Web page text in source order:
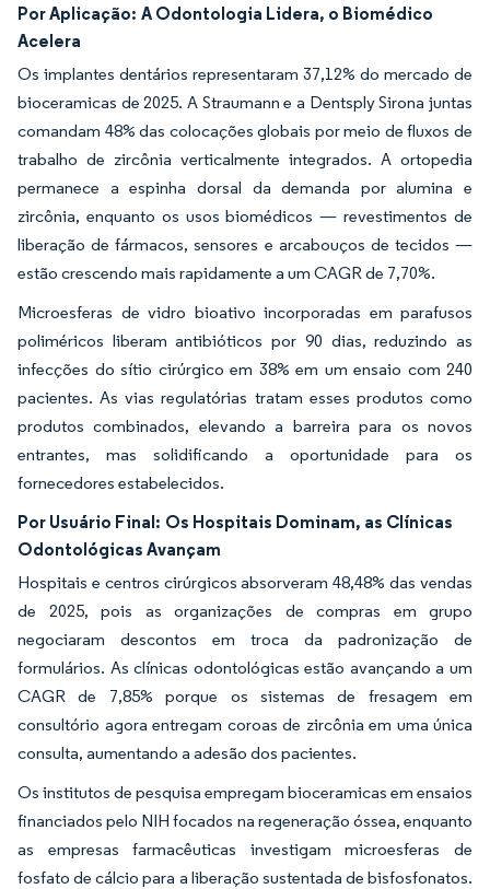
Por Aplicação: A Odontologia Lidera, o Biomédico
Acelera
Os implantes dentários representaram 37,12% do mercado de
bioceramicas de 2025. A Straumann e a Dentsply Sirona juntas
comandam 48% das colocações globais por meio de fluxos de
trabalho de zircônia verticalmente integrados. A ortopedia
permanece a espinha dorsal da demanda por alumina e
zircônia, enquanto os usos biomédicos — revestimentos de
liberação de fármacos, sensores e arcabouços de tecidos —
estão crescendo mais rapidamente a um CAGR de 7,70%.
Microesferas de vidro bioativo incorporadas em parafusos
poliméricos liberam antibióticos por 90 dias, reduzindo as
infecções do sítio cirúrgico em 38% em um ensaio com 240
pacientes. As vias regulatórias tratam esses produtos como
produtos combinados, elevando a barreira para os novos
entrantes, mas solidificando a oportunidade para os
fornecedores estabelecidos.
Por Usuário Final: Os Hospitais Dominam, as Clínicas
Odontológicas Avançam
Hospitais e centros cirúrgicos absorveram 48,48% das vendas
de 2025, pois as organizações de compras em grupo
negociaram descontos em troca da padronização de
formulários. As clínicas odontológicas estão avançando a um
CAGR de 7,85% porque os sistemas de fresagem em
consultório agora entregam coroas de zircônia em uma única
consulta, aumentando a adesão dos pacientes.
Os institutos de pesquisa empregam bioceramicas em ensaios
financiados pelo NIH focados na regeneração óssea, enquanto
as empresas farmacêuticas investigam microesferas de
fosfato de cálcio para a liberação sustentada de bisfosfonatos.